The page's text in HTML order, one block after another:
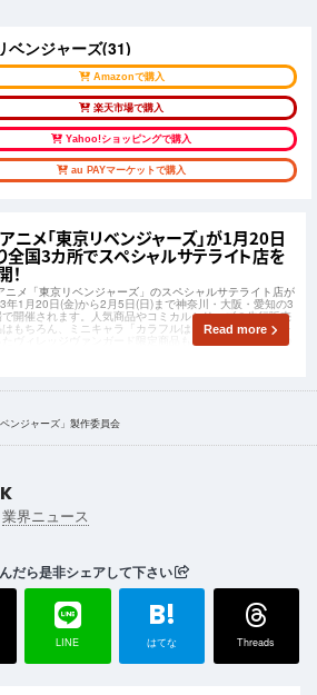
ベンジャーズ(31)
Amazonで購入
楽天市場で購入
Yahoo!ショッピングで購入
au PAYマーケットで購入
ニメ「東京リベンジャーズ」が1月20日
全国3カ所でスペシャルサテライト店を
！
ニメ「東京リベンジャーズ」のスペシャルサテライト店が
年1月20日(金)から2月5日(日)まで神奈川・大阪・愛知の3
開催されます。人気商品やコミカルシリーズの先行販売
はもちろん、ミニキャラ「カラフルはーと」のイラストを
たヴィレッジヴァンガード限定商品もラインナップ。この
Read more
ンジャーズ」製作委員会
業界ニュース
だら是非シェアして下さい
LINE
B!
はてな Threads